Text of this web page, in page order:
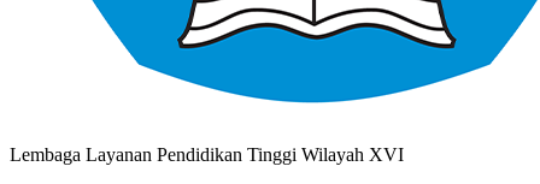
Lembaga Layanan Pendidikan Tinggi Wilayah XVI